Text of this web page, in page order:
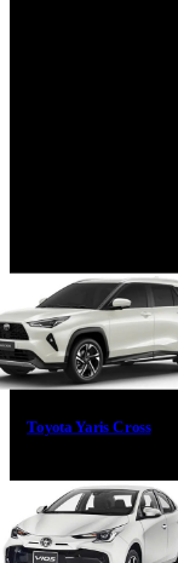
Toyota Yaris Cross